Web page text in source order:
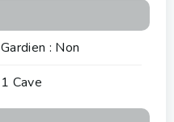
Gardien : Non
1 Cave